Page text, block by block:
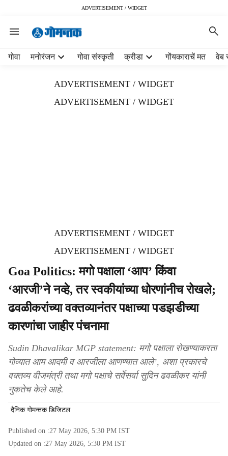
ADVERTISEMENT / WIDGET
गोवा मनोरंजन गोवा संस्कृती क्रीडा गोंयकाराचें मत वेब
ADVERTISEMENT / WIDGET
ADVERTISEMENT / WIDGET
ADVERTISEMENT / WIDGET
ADVERTISEMENT / WIDGET
Goa Politics: मगो पक्षाला ‘आप’ किंवा
‘आरजी’ने नव्हे, तर स्वकीयांच्या धोरणांनीच रोखले;
ढवळीकरांच्या वक्तव्यानंतर पक्षाच्या पडझडीच्या
कारणांचा जाहीर पंचनामा
Sudin Dhavalikar MGP statement: मगो पक्षाला रोखण्याकरता
गोव्यात आम आदमी व आरजीला आणण्यात आले’, अशा प्रकारचे
वक्तव्य वीजमंत्री तथा मगो पक्षाचे सर्वेसर्वा सुदिन ढवळीकर यांनी
नुकतेच केले आहे.
दैनिक गोमन्तक डिजिटल
Published on :27 May 2026, 5:30 PM IST
Updated on :27 May 2026, 5:30 PM IST